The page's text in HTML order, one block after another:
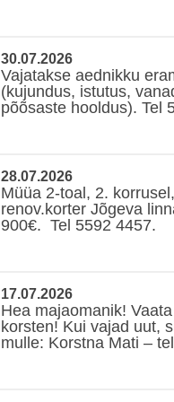
30.07.2026
Vajatakse aednikku
(kujundus, istutus,
põõsaste hooldus). Tel
28.07.2026
Müüa 2-toal, 2.
renov.korter Jõgeva
900€. Tel 5592 4457.
17.07.2026
Hea majaomanik!
korsten! Kui vajad uut,
mulle: Korstna Mati –